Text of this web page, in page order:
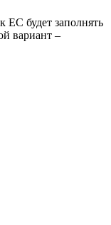
ЕС будет заполнять
вариант –